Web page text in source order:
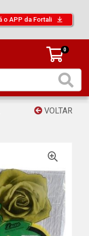
o APP da Fortali
0
VOLTAR